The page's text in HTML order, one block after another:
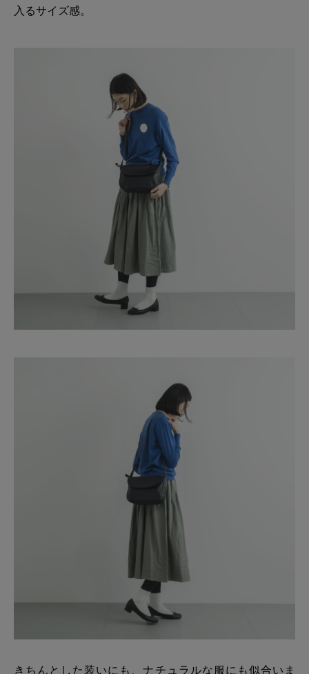
入るサイズ感。
きちんとした装いにも、ナチュラルな服にも似合いま